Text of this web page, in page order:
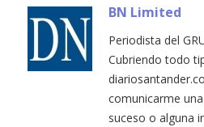
BN Limited
Periodista del
Cubriendo todo
comunicarme
suceso o alguna